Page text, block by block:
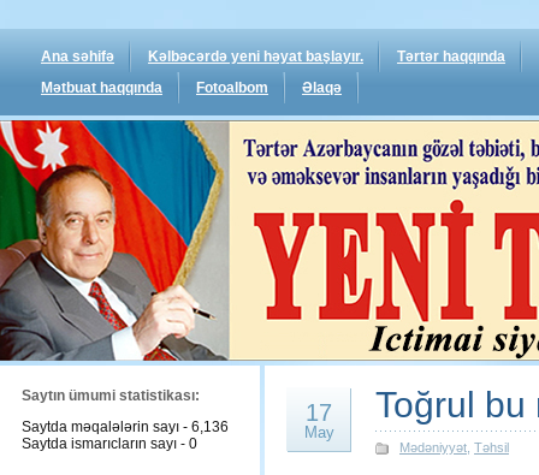
Ana səhifə Kəlbəcərdə yeni həyat başlayır.
Tərtər haqqında
Mətbuat haqqında
Fotoalbom Əlaqə
Saytın ümumi statistikası:
Saytda məqalələrin sayı - 6,136
Saytda ismarıcların sayı - 0
17
May
Toğrul bu
Mədəniyyət Təhsil